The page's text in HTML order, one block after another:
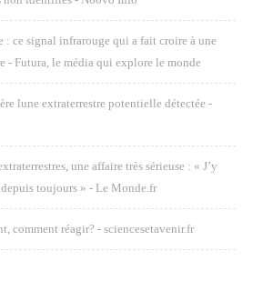
: ce signal infrarouge qui a fait croire à une
- Futura, le média qui explore le monde
lune extraterrestre potentielle détectée -
une affaire très sérieuse : « J’y
toujours » - Le Monde.fr
comment réagir? - sciencesetavenir.fr